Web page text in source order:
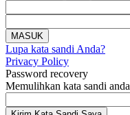
Lupa kata sandi Anda?
Privacy Policy
Password recovery
Memulihkan kata sandi anda